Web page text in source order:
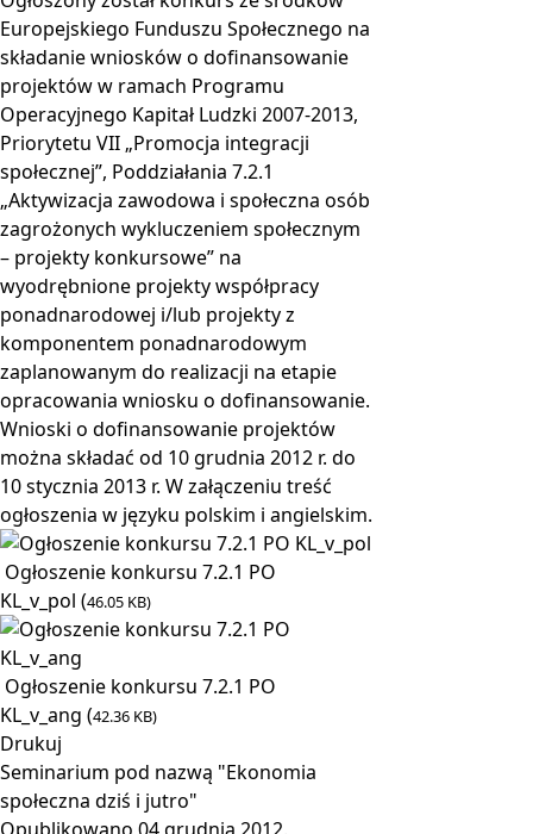
Europejskiego Funduszu Społecznego na
składanie wniosków o dofinansowanie
projektów w ramach Programu
Operacyjnego Kapitał Ludzki 2007-2013,
Priorytetu VII „Promocja integracji
społecznej”, Poddziałania 7.2.1
„Aktywizacja zawodowa i społeczna osób
zagrożonych wykluczeniem społecznym
– projekty konkursowe” na
wyodrębnione projekty współpracy
ponadnarodowej i/lub projekty z
komponentem ponadnarodowym
zaplanowanym do realizacji na etapie
opracowania wniosku o dofinansowanie.
Wnioski o dofinansowanie projektów
można składać od 10 grudnia 2012 r. do
10 stycznia 2013 r. W załączeniu treść
ogłoszenia w języku polskim i angielskim.
Ogłoszenie konkursu 7.2.1 PO
KL_v_pol (46.05 KB)
Ogłoszenie konkursu 7.2.1 PO
KL_v_ang (42.36 KB)
Drukuj
Seminarium pod nazwą "Ekonomia
społeczna dziś i jutro"